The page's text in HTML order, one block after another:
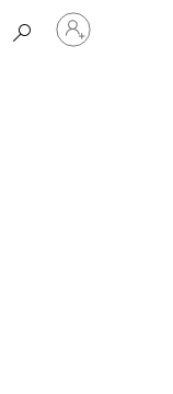
Conectați-
vă